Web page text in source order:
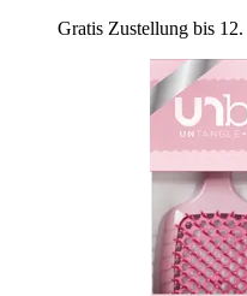
Gratis Zustellung bis